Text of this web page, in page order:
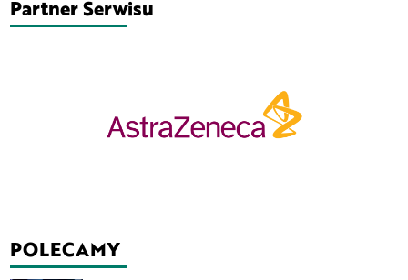
Partner Serwisu
POLECAMY